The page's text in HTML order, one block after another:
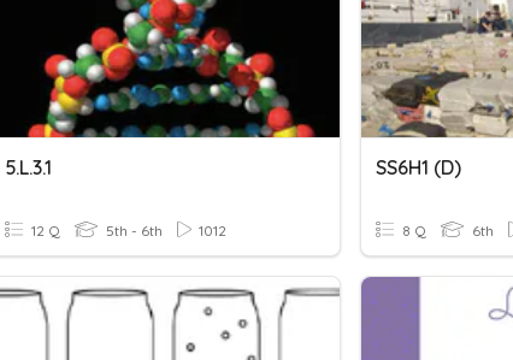
5.L.3.1
12 Q 5th - 6th 1012
SS6H1 (d)
8 Q 6th